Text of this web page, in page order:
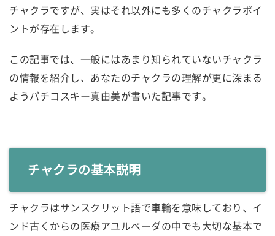
チャクラですが、実はそれ以外にも多くのチャクラポイ
ントが存在します。
この記事では、一般にはあまり知られていないチャクラ
の情報を紹介し、あなたのチャクラの理解が更に深まる
ようパチコスキー真由美が書いた記事です。
チャクラの基本説明
チャクラはサンスクリット語で車輪を意味しており、イ
ンド古くからの医療アユルベーダの中でも大切な基本で